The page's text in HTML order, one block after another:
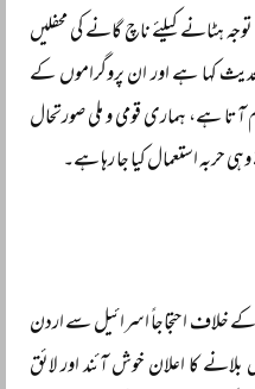
ہٹانے کیلئے ناچ گانے کی محفلیں
کہا ہے اور ان پروگراموں کے
ہے، ہماری قومی و ملی صورتحال
حربہ استعمال کیا جا رہا ہے۔
کے خلاف احتجاجاً اسرائیل سے اردن
کا اعلان خوش آئند اور لائق